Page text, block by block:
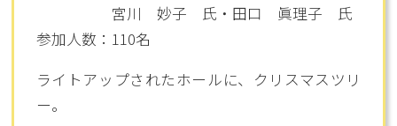
宮川 妙子 氏・田口 眞理子 氏
参加人数：110名
ライトアップされたホールに、クリスマスツリ
ー。